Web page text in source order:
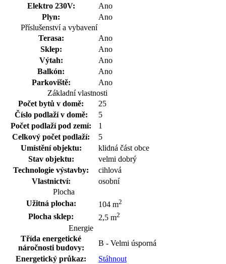
Elektro 230V:
Ano
Plyn:
Ano
Příslušenství a vybavení
Terasa:
Ano
Sklep:
Ano
Výtah:
Ano
Balkón:
Ano
Parkoviště:
Ano
Základní vlastnosti
Počet bytů v domě:
25
Číslo podlaží v domě:
5
Počet podlaží pod zemí:
1
Celkový počet podlaží:
5
Umístění objektu:
klidná část obce
Stav objektu:
velmi dobrý
Technologie výstavby:
cihlová
Vlastnictví:
osobní
Plocha
Užitná plocha:
104 m2
Plocha sklep: 2,5 m2
Energie
Třída energetické
náročnosti budovy:
B - Velmi úsporná
Energetický průkaz:
Stáhnout